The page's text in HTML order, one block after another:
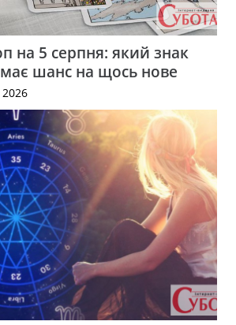
на 5 серпня: який знак
шанс на щось нове